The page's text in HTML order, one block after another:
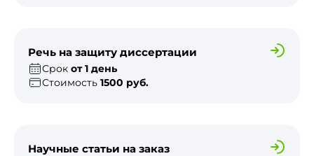
Речь на защиту диссертации
Срок от 1 день
Стоимость 1500 руб.
Научные статьи на заказ